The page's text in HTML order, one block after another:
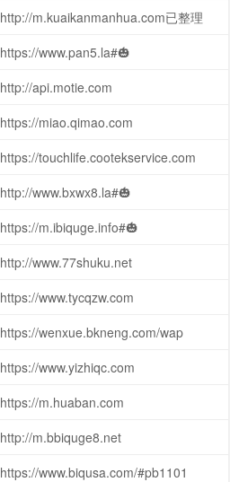
http://m.kuaikanmanhua.com已整理
https://www.pan5.la#🎃
http://api.motie.com
https://miao.qimao.com
https://touchlife.cootekservice.com
http://www.bxwx8.la#🎃
https://m.ibiquge.info#🎃
http://www.77shuku.net
https://www.tycqzw.com
https://wenxue.bkneng.com/wap
https://www.yizhiqc.com
https://m.huaban.com
http://m.bbiquge8.net
https://www.biqusa.com/#pb1101